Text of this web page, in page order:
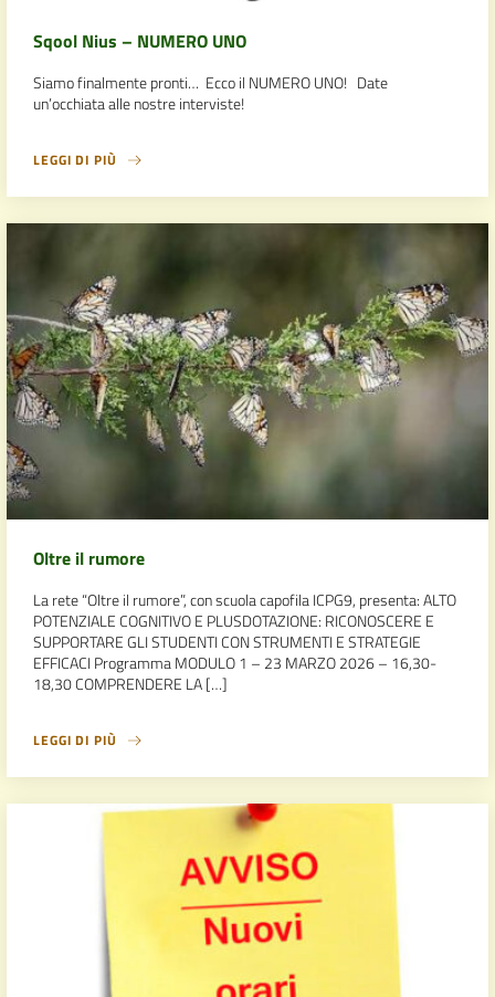
Sqool Nius – NUMERO UNO
Siamo finalmente pronti… Ecco il NUMERO UNO! Date
un’occhiata alle nostre interviste!
LEGGI DI PIÙ
Oltre il rumore
La rete “Oltre il rumore”, con scuola capofila ICPG9, presenta: ALTO
POTENZIALE COGNITIVO E PLUSDOTAZIONE: RICONOSCERE E
SUPPORTARE GLI STUDENTI CON STRUMENTI E STRATEGIE
EFFICACI Programma MODULO 1 – 23 MARZO 2026 – 16,30-
18,30 COMPRENDERE LA […]
LEGGI DI PIÙ